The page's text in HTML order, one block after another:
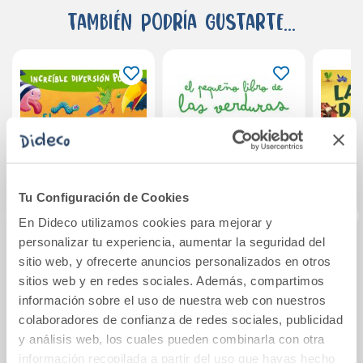
Tu Configuración de Cookies
En Dideco utilizamos cookies para mejorar y
personalizar tu experiencia, aumentar la seguridad del
sitio web, y ofrecerte anuncios personalizados en otros
sitios web y en redes sociales. Además, compartimos
información sobre el uso de nuestra web con nuestros
colaboradores de confianza de redes sociales, publicidad
y análisis web, los cuales pueden combinarla con otra
información recopilada a partir del uso que hayas hecho
También podría gustarte...
El león remolón
19,90€
Comprar
El pequeño libro de
las verduras
9,95€
Comprar
La